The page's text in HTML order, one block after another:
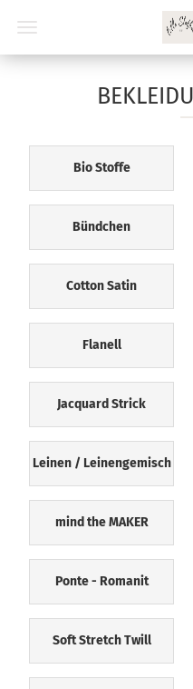
Bio Stoffe
Bündchen
Cotton Satin
Flanell
Jacquard Strick
Leinen / Leinengemisch
mind the MAKER
Ponte - Romanit
Soft Stretch Twill